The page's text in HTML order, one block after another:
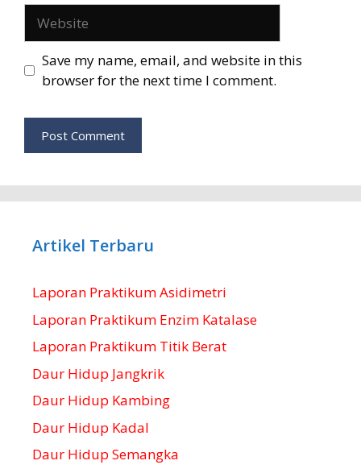
Save my name, email, and website in this
browser for the next time I comment.
Artikel Terbaru
Laporan Praktikum Asidimetri
Laporan Praktikum Enzim Katalase
Laporan Praktikum Titik Berat
Daur Hidup Jangkrik
Daur Hidup Kambing
Daur Hidup Kadal
Daur Hidup Semangka